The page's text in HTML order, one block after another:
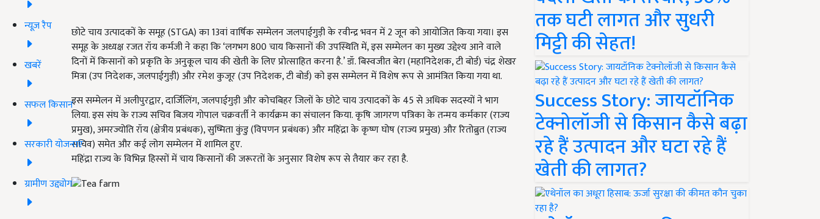
न्यूज़ रैप
खबरें
सफल किसान
सरकारी योजनाएं
ग्रामीण उद्द्योग
छोटे चाय उत्पादकों के समूह (STGA) का 13वां वार्षिक सम्मेलन जलपाईगुड़ी के रवीन्द्र भवन में 2 जून को आयोजित किया गया। इस
समूह के अध्यक्ष रजत रॉय कर्मजी ने कहा कि ‘लगभग 800 चाय किसानों की उपस्थिति में, इस सम्मेलन का मुख्य उद्देश्य आने वाले
दिनों में किसानों को प्रकृति के अनुकूल चाय की खेती के लिए प्रोत्साहित करना है.’डॉ. बिस्वजीत बेरा(महानिदेशक, टी बोर्ड) चंद्र शेखर
मित्रा (उप निदेशक, जलपाईगुड़ी) और रमेश कुजूर (उप निदेशक, टी बोर्ड) को इस सम्मेलन में विशेष रूप से आमंत्रित किया गया था.
इस सम्मेलन में अलीपुरद्वार, दार्जिलिंग, जलपाईगुड़ी और कोचबिहर जिलों के छोटे चाय उत्पादकों के 45 से अधिक सदस्यों ने भाग
लिया. इस संघ के राज्य सचिव बिजय गोपाल चक्रवर्ती ने कार्यक्रम का संचालन किया.कृषि जागरण पत्रिका के तन्मय कर्मकार (राज्य
प्रमुख), अमरज्योति रॉय (क्षेत्रीय प्रबंधक), सुष्मिता कुंडु (विपणन प्रबंधक) और महिंद्रा के कृष्ण घोष (राज्य प्रमुख) और रितोब्रुत (राज्य
सचिव) समेत और कई लोग सम्मेलन में शामिल हुए.
महिंद्रा राज्य के विभिन्न हिस्सों में चाय किसानों की जरूरतों के अनुसार विशेष रूप से तैयार कर रहा है.
तक घटी लागत और सुधरी
मिट्टी की सेहत!
Success Story: जायटॉनिक
टेक्नोलॉजी से किसान कैसे बढ़ा
रहे हैं उत्पादन और घटा रहे हैं
खेती की लागत?